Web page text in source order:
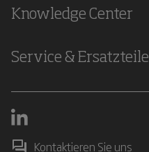
Knowledge Center
Service & Ersatzteile
Kontaktieren Sie uns